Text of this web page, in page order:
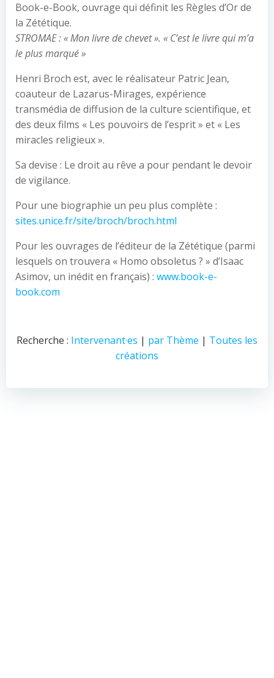
Book-e-Book, ouvrage qui définit les Règles d’Or de
la Zététique.
STROMAE : « Mon livre de chevet ». « C’est le livre qui m’a
le plus marqué »
Henri Broch est, avec le réalisateur Patric Jean,
coauteur de Lazarus-Mirages, expérience
transmédia de diffusion de la culture scientifique, et
des deux films « Les pouvoirs de l’esprit » et « Les
miracles religieux ».
Sa devise : Le droit au rêve a pour pendant le devoir
de vigilance.
Pour une biographie un peu plus complète :
sites.unice.fr/site/broch/broch.html
Pour les ouvrages de l’éditeur de la Zététique (parmi
lesquels on trouvera « Homo obsoletus ? » d’Isaac
Asimov, un inédit en français) : www.book-e-
book.com
Recherche : Intervenant·es | par Thème | Toutes les
créations